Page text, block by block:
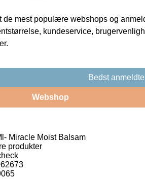
de mest populære webshops og
kundeservice,
Bedst
Webshop
Miracle Moist Balsam
produkter